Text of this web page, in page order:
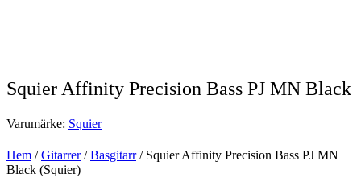
Squier Affinity Precision Bass PJ MN Black
Varumärke: Squier
Hem /Gitarrer/Basgitarr/ Squier Affinity Precision Bass PJ MN
Black (Squier)